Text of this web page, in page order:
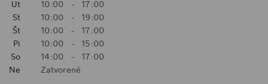
Ut
10:00 -
17:00
St
10:00 -
19:00
Št
10:00 -
17:00
Pi
10:00 -
15:00
So
14:00 -
17:00
Ne
Zatvorené